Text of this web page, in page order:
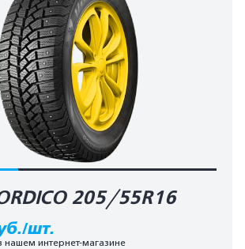
205/55R16
шт.
нашем интернет-магазине